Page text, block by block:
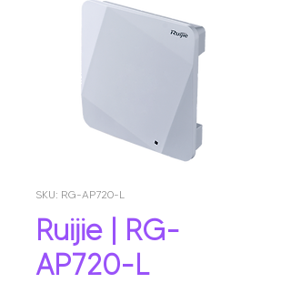
SKU: RG-AP720-L
Ruijie | RG-
AP720-L